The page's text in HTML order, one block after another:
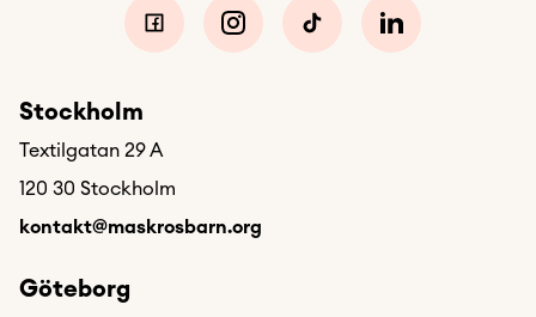
Stockholm
Textilgatan 29 A
120 30 Stockholm
kontakt@maskrosbarn.org
Göteborg